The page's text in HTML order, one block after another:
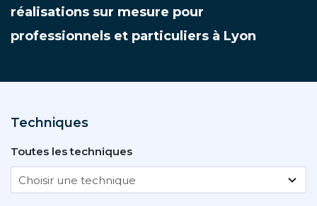
réalisations sur mesure pour
professionnels et particuliers à Lyon
Techniques
Toutes les techniques